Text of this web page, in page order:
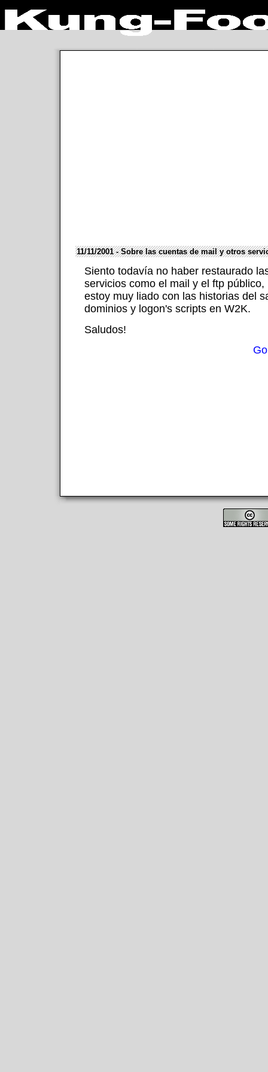
11/11/2001 - Sobre las cuentas de mail y otros
Siento todavía no haber restaurado
servicios como el mail y el ftp
estoy muy liado con las historias del
dominios y logon's scripts en W2K.
Saludos!